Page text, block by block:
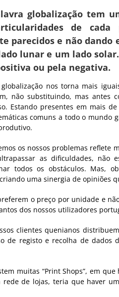
globalização tem
de
parecidos e não dando
lunar e um lado
ou pela negativa.
nos torna mais
não substituindo, mas antes
Estando presentes em mais
comuns a todo o mundo
os nossos problemas reflete
as dificuldades, não
todos os obstáculos. Mas,
uma sinergia de opiniões
o preço por unidade e
dos nossos utilizadores
clientes quenianos
de registo e recolha de dados
muitas “Print Shops”, em
de lojas, teria que haver